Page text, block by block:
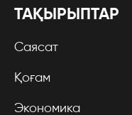
ТАҚЫРЫПТАР
Саясат
Қоғам
Экономика